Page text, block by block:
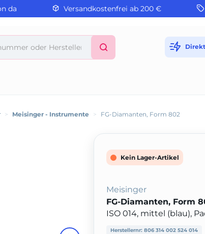
da Versandkostenfrei ab 200 €
> Meisinger - Instrumente > FG-Diamanten, Form 802
Kein Lager-Artikel
Meisinger
FG-Diamanten, Form
ISO 014, mittel (blau),
Herstellernr: 806 314 002 524 014